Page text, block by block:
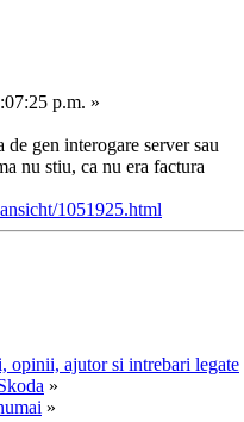
p.m. »
de gen interogare server sau
nu stiu, ca nu era factura
1051925.html
opinii, ajutor si intrebari legate
»
»